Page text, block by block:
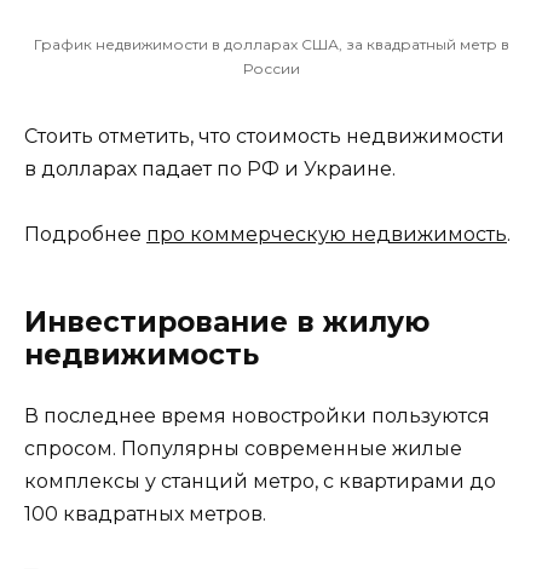
График недвижимости в долларах США, за квадратный метр в
России
Стоить отметить, что стоимость недвижимости
в долларах падает по РФ и Украине.
Подробнее про коммерческую недвижимость.
Инвестирование в жилую
недвижимость
В последнее время новостройки пользуются
спросом. Популярны современные жилые
комплексы у станций метро, с квартирами до
100 квадратных метров.